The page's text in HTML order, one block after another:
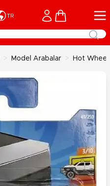
TR Cart
> Model Arabalar > Hot